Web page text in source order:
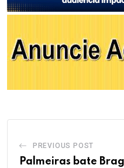
PREVIOUS POST
Palmeiras bate